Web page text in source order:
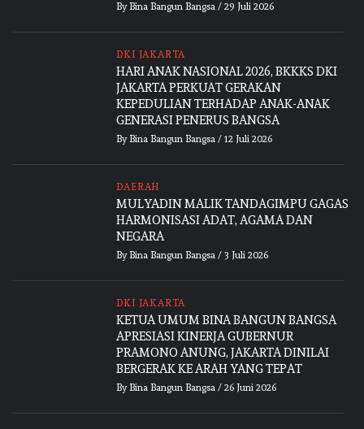
By Bina Bangun Bangsa/ 29 Juli 2026
DKI JAKARTA
HARI ANAK NASIONAL 2026, BKKKS DKI
JAKARTA PERKUAT GERAKAN
KEPEDULIAN TERHADAP ANAK-ANAK
GENERASI PENERUS BANGSA
By Bina Bangun Bangsa/ 12 Juli 2026
DAERAH
MULYADIN MALIK TANDAGIMPU GAGAS
HARMONISASI ADAT, AGAMA DAN
NEGARA
By Bina Bangun Bangsa/ 3 Juli 2026
DKI JAKARTA
KETUA UMUM BINA BANGUN BANGSA
APRESIASI KINERJA GUBERNUR
PRAMONO ANUNG, JAKARTA DINILAI
BERGERAK KE ARAH YANG TEPAT
By Bina Bangun Bangsa/ 26 Juni 2026